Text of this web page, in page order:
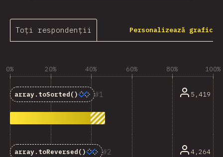
Toți respondenții Personalizează grafic
0% 20% 40% 60% 80% 100%
1
array.toSorted() 5,419
2
array.toReversed() 4,264